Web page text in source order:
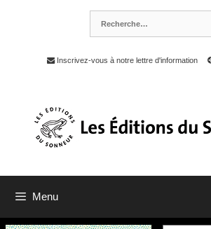
Inscrivez-vous à notre lettre d'information
Menu